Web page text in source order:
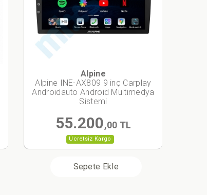
Ücretsiz Kargo
Alpine
Alpine INE-AX809 9 inç Carplay
Androidauto Android Multimedya
Sistemi
55.200,00 TL
Sepete Ekle